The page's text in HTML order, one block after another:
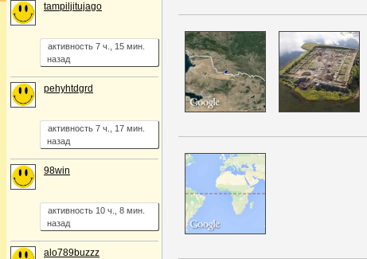
tampiljitujago
активность 7 ч., 15 мин.
назад
pehyhtdgrd
активность 7 ч., 17 мин.
назад
98win
активность 10 ч., 8 мин.
назад
alo789buzzz